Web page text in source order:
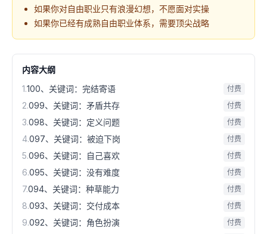
如果你对自由职业只有浪漫幻想，不愿面对实操
如果你已经有成熟自由职业体系，需要顶尖战略
内容大纲
1.100、关键词：完结寄语 付费
2.099、关键词：矛盾共存 付费
3.098、关键词：定义问题 付费
4.097、关键词：被迫下岗 付费
5.096、关键词：自己喜欢 付费
6.095、关键词：没有难度 付费
7.094、关键词：种草能力 付费
8.093、关键词：交付成本 付费
9.092、关键词：角色扮演 付费